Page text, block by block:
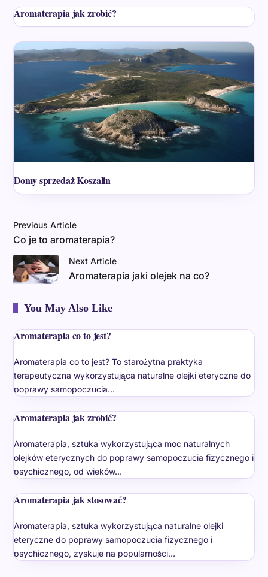
Aromaterapia jak zrobić?
Domy sprzedaż Koszalin
Previous Article
Co je to aromaterapia?
Next Article
Aromaterapia jaki olejek na co?
You May Also Like
Aromaterapia co to jest?
Aromaterapia co to jest? To starożytna praktyka
terapeutyczna wykorzystująca naturalne olejki eteryczne do
poprawy samopoczucia…
Aromaterapia jak zrobić?
Aromaterapia, sztuka wykorzystująca moc naturalnych
olejków eterycznych do poprawy samopoczucia fizycznego i
psychicznego, od wieków…
Aromaterapia jak stosować?
Aromaterapia, sztuka wykorzystująca naturalne olejki
eteryczne do poprawy samopoczucia fizycznego i
psychicznego, zyskuje na popularności…